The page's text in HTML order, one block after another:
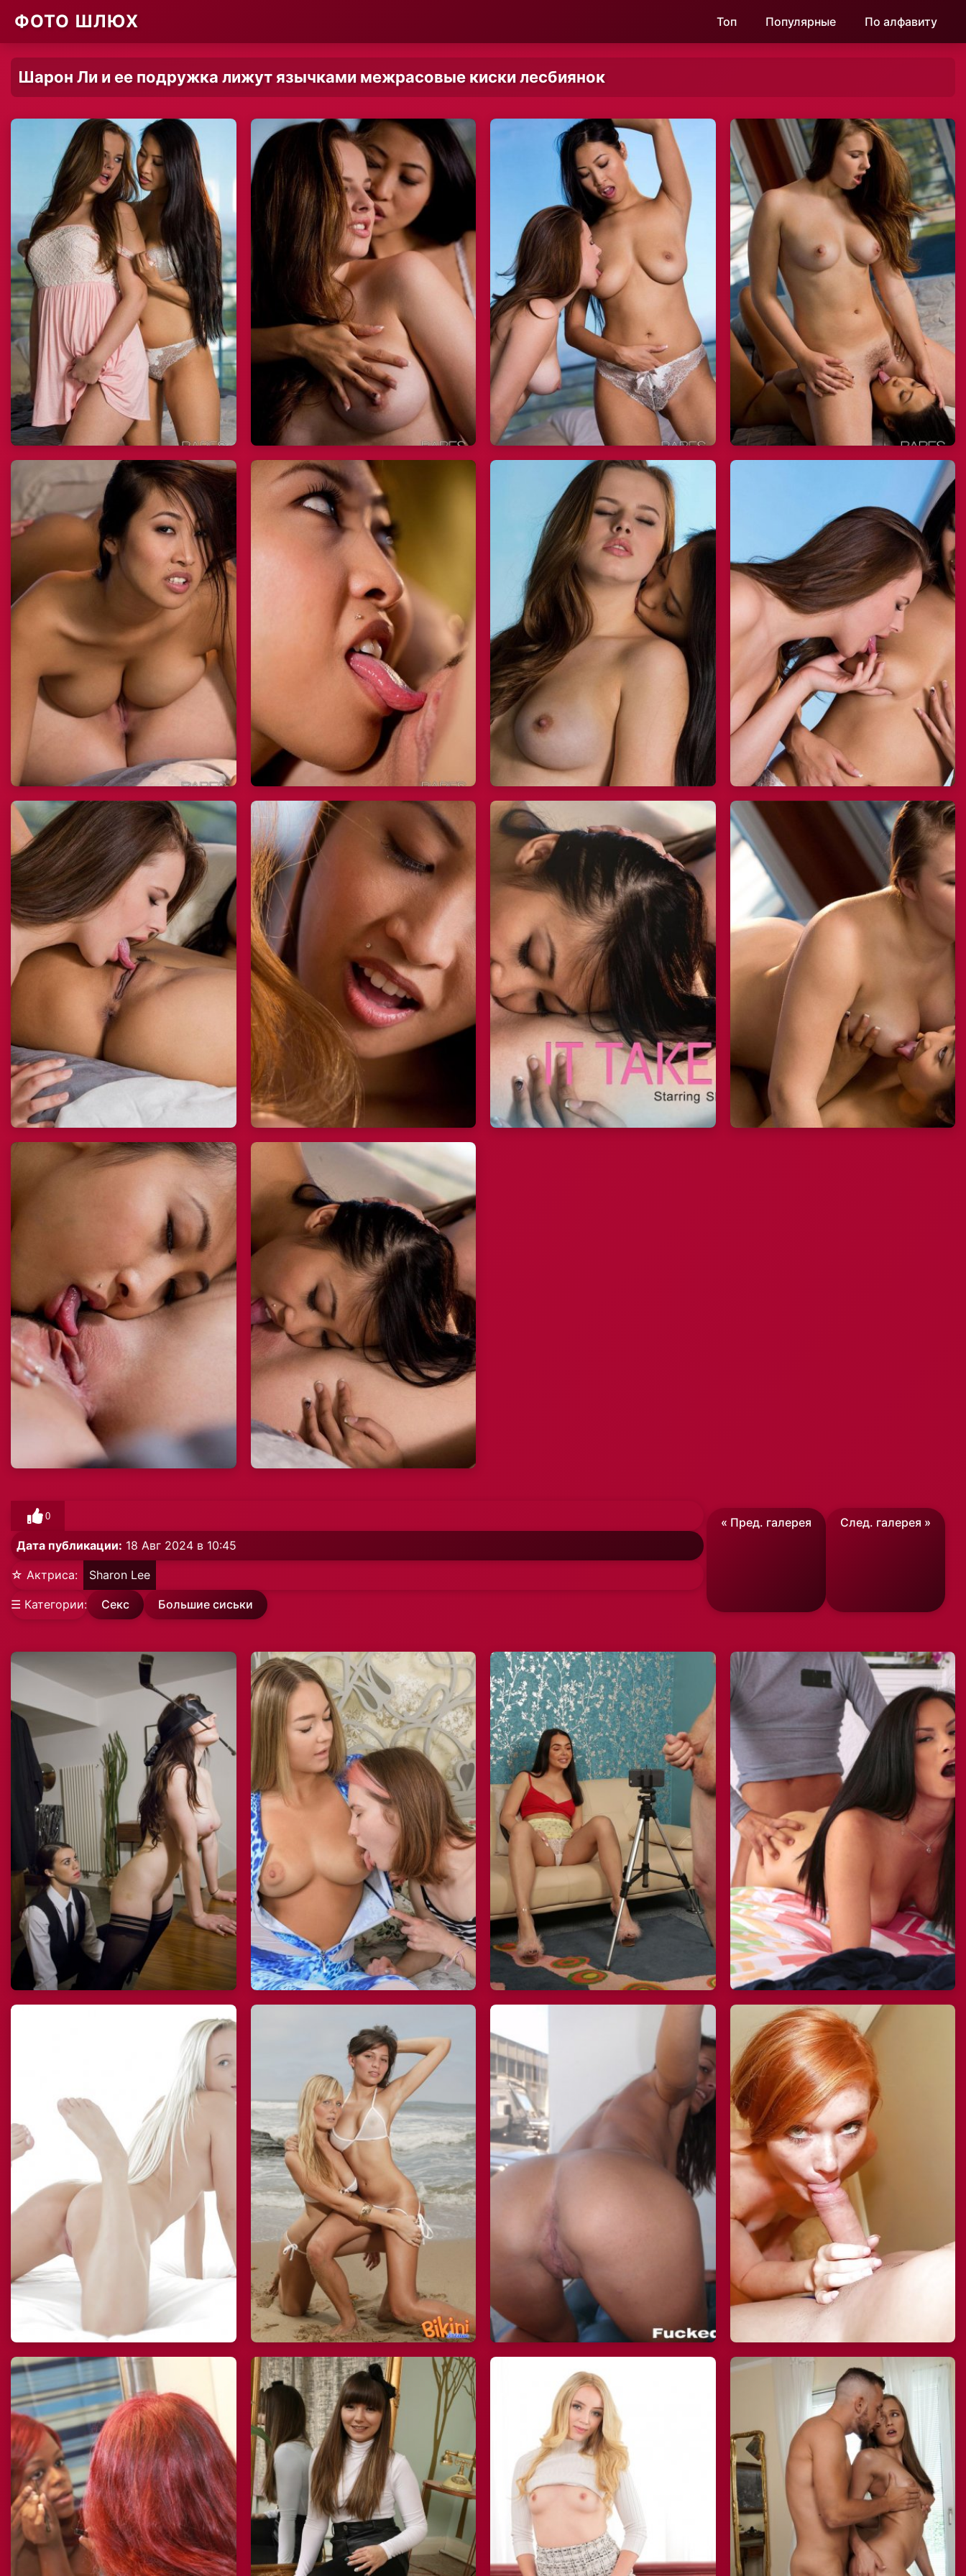
ФОТО ШЛЮХ Топ Популярные По алфавиту
Шарон Ли и ее подружка лижут язычками межрасовые киски лесбиянок
0
Дата публикации: 18 Авг 2024 в 10:45
☆ Актриса: Sharon Lee
☰ Категории: Секс Большие сиськи
« Пред. галерея След. галерея »